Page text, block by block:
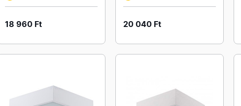
18 960 Ft 20 040 Ft